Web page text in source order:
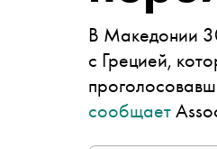
В Македонии
с Грецией,
сообщает